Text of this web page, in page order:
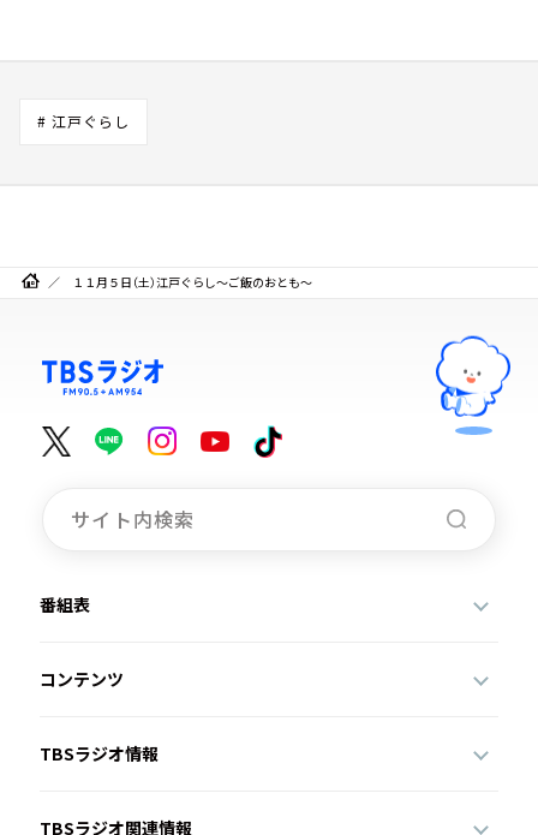
# 江戸ぐらし
１１月５日（土）江戸ぐらし～ご飯のおとも～
番組表
コンテンツ
TBSラジオ情報
TBSラジオ関連情報